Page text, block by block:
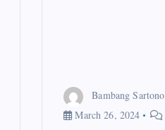
Bambang Sartono
March 26, 2024